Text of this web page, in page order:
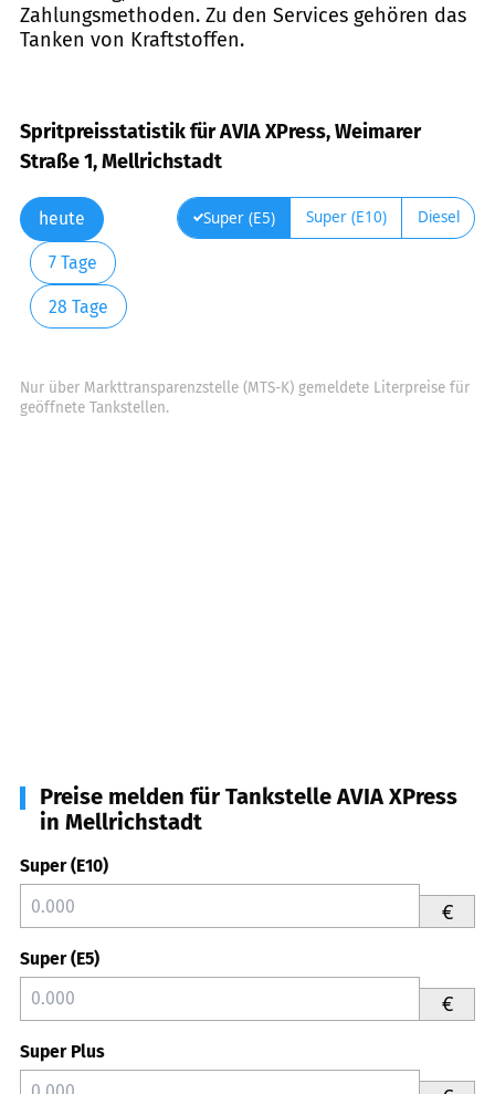
Zahlungsmethoden. Zu den Services gehören das
Tanken von Kraftstoffen.
Spritpreisstatistik für AVIA XPress, Weimarer
Straße 1, Mellrichstadt
heute
7 Tage
28 Tage
Super (E5) Super (E10) Diesel
Nur über Markttransparenzstelle (MTS-K) gemeldete Literpreise für
geöffnete Tankstellen.
Preise melden für Tankstelle AVIA XPress
in Mellrichstadt
Super (E10)
€
Super (E5)
€
Super Plus